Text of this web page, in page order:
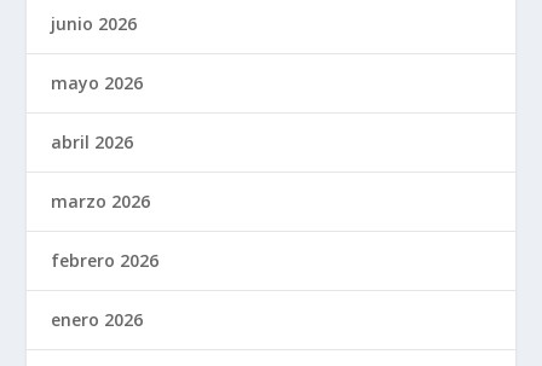
junio 2026
mayo 2026
abril 2026
marzo 2026
febrero 2026
enero 2026